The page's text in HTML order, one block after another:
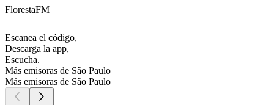
FlorestaFM
Escanea el código,
Descarga la app,
Escucha.
Más emisoras de São Paulo
Más emisoras de São Paulo